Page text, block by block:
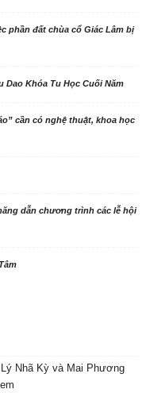
phần đất chùa cổ Giác Lâm bị
Dao Khóa Tu Học Cuối Năm
cần có nghệ thuật, khoa học
dẫn chương trình các lễ hội
Nhã Kỳ và Mai Phương